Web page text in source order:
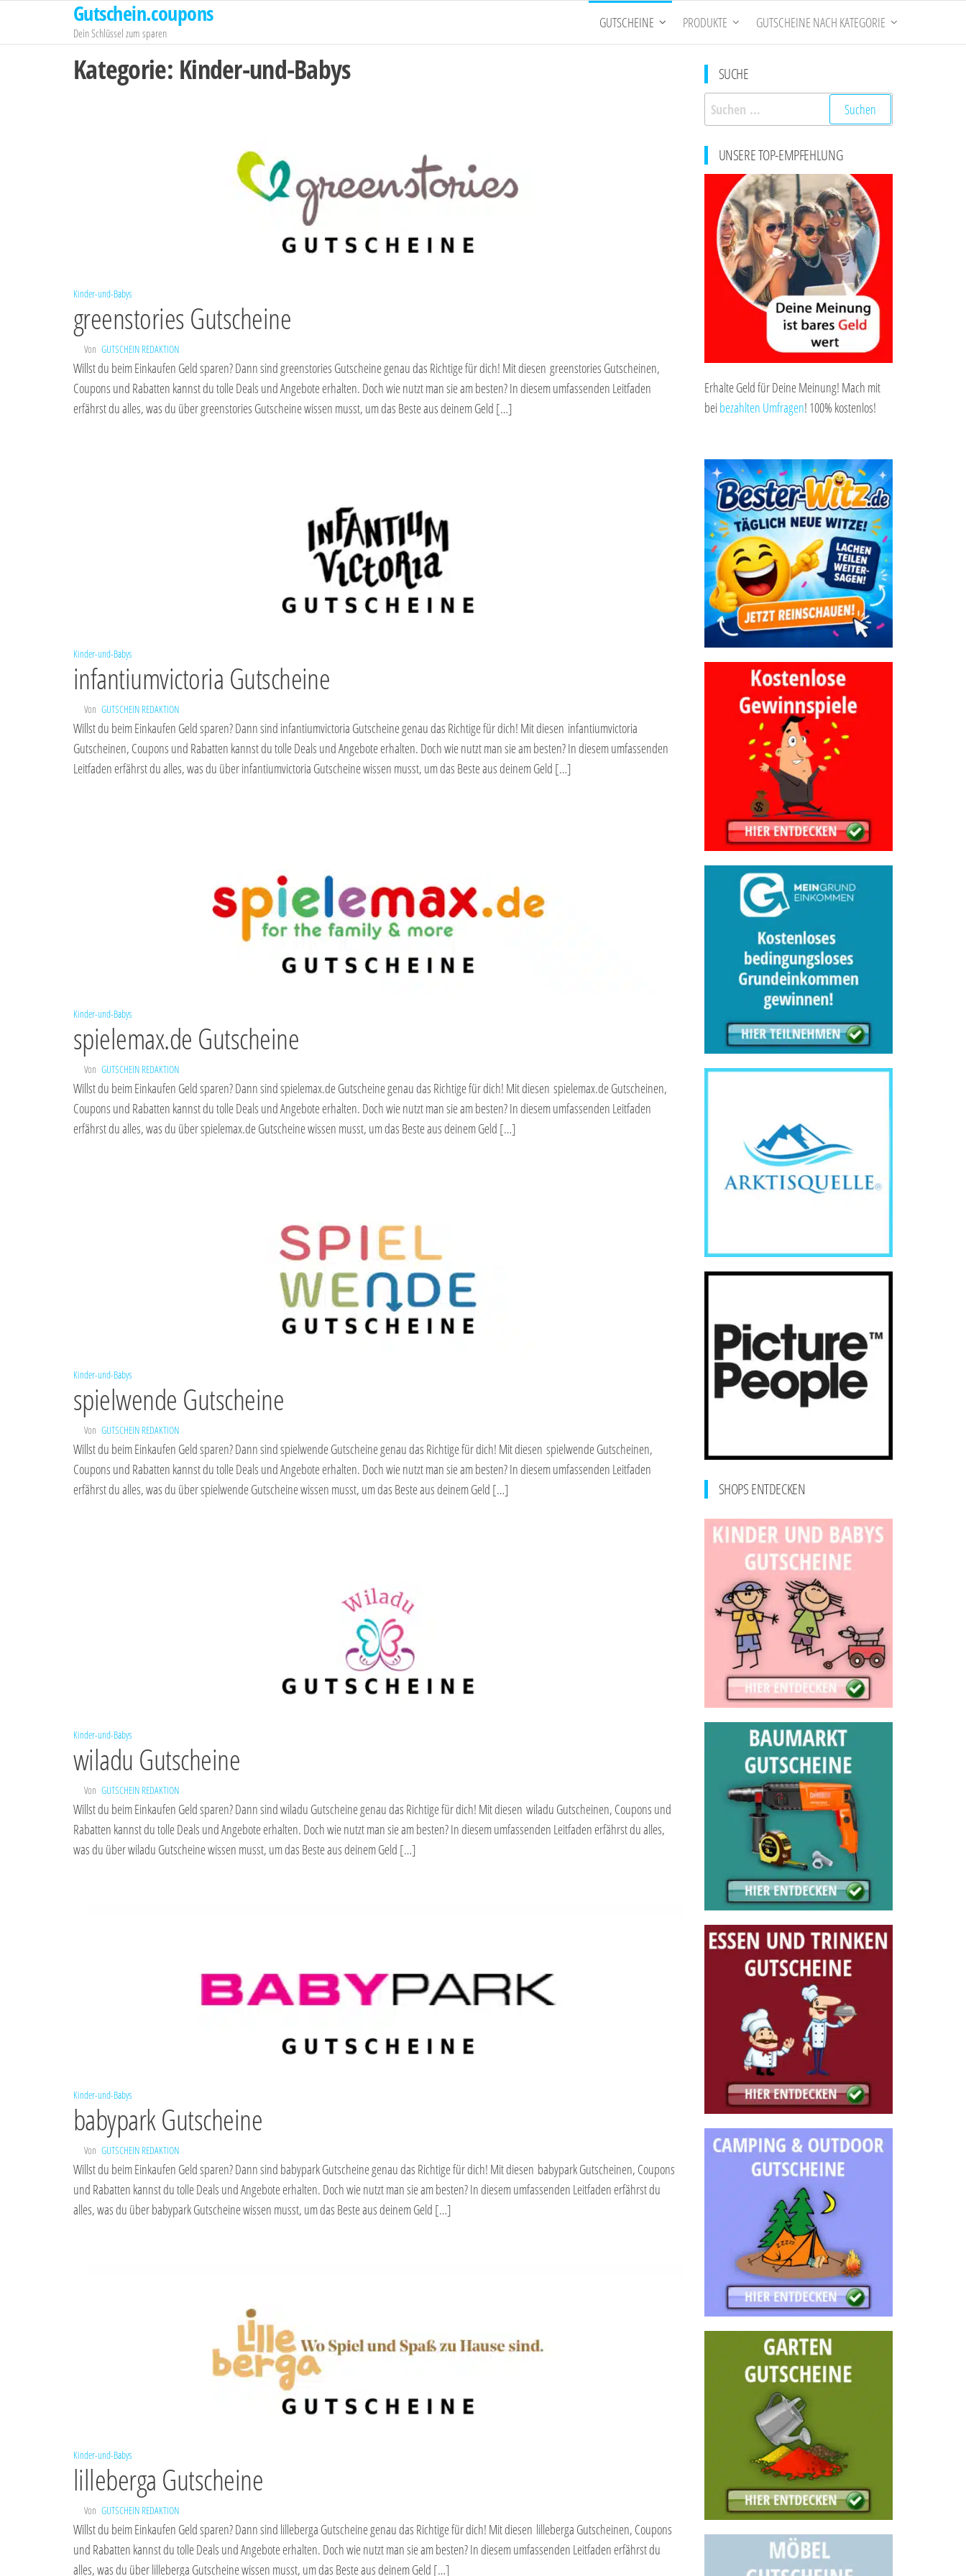
springen
Gutschein.coupons
Dein Schlüssel zum sparen
GUTSCHEINE PRODUKTE GUTSCHEINE NACH KATEGORIE
Kategorie: Kinder-und-Babys
Kinder-und-Babys
greenstories Gutscheine
Von GUTSCHEIN REDAKTION
Willst du beim Einkaufen Geld sparen? Dann sind greenstories Gutscheine genau das Richtige für dich! Mit diesen greenstories Gutscheinen,
Coupons und Rabatten kannst du tolle Deals und Angebote erhalten. Doch wie nutzt man sie am besten? In diesem umfassenden Leitfaden
erfährst du alles, was du über greenstories Gutscheine wissen musst, um das Beste aus deinem Geld […]
Kinder-und-Babys
infantiumvictoria Gutscheine
Von GUTSCHEIN REDAKTION
Willst du beim Einkaufen Geld sparen? Dann sind infantiumvictoria Gutscheine genau das Richtige für dich! Mit diesen infantiumvictoria
Gutscheinen, Coupons und Rabatten kannst du tolle Deals und Angebote erhalten. Doch wie nutzt man sie am besten? In diesem umfassenden
Leitfaden erfährst du alles, was du über infantiumvictoria Gutscheine wissen musst, um das Beste aus deinem Geld […]
Kinder-und-Babys
spielemax.de Gutscheine
Von GUTSCHEIN REDAKTION
Willst du beim Einkaufen Geld sparen? Dann sind spielemax.de Gutscheine genau das Richtige für dich! Mit diesen spielemax.de Gutscheinen,
Coupons und Rabatten kannst du tolle Deals und Angebote erhalten. Doch wie nutzt man sie am besten? In diesem umfassenden Leitfaden
erfährst du alles, was du über spielemax.de Gutscheine wissen musst, um das Beste aus deinem Geld […]
Kinder-und-Babys
spielwende Gutscheine
Von GUTSCHEIN REDAKTION
Willst du beim Einkaufen Geld sparen? Dann sind spielwende Gutscheine genau das Richtige für dich! Mit diesen spielwende Gutscheinen,
Coupons und Rabatten kannst du tolle Deals und Angebote erhalten. Doch wie nutzt man sie am besten? In diesem umfassenden Leitfaden
erfährst du alles, was du über spielwende Gutscheine wissen musst, um das Beste aus deinem Geld […]
Kinder-und-Babys
wiladu Gutscheine
Von GUTSCHEIN REDAKTION
Willst du beim Einkaufen Geld sparen? Dann sind wiladu Gutscheine genau das Richtige für dich! Mit diesen wiladu Gutscheinen, Coupons und
Rabatten kannst du tolle Deals und Angebote erhalten. Doch wie nutzt man sie am besten? In diesem umfassenden Leitfaden erfährst du alles,
was du über wiladu Gutscheine wissen musst, um das Beste aus deinem Geld […]
Kinder-und-Babys
babypark Gutscheine
Von GUTSCHEIN REDAKTION
Willst du beim Einkaufen Geld sparen? Dann sind babypark Gutscheine genau das Richtige für dich! Mit diesen babypark Gutscheinen, Coupons
und Rabatten kannst du tolle Deals und Angebote erhalten. Doch wie nutzt man sie am besten? In diesem umfassenden Leitfaden erfährst du
alles, was du über babypark Gutscheine wissen musst, um das Beste aus deinem Geld […]
Kinder-und-Babys
lilleberga Gutscheine
Von GUTSCHEIN REDAKTION
Willst du beim Einkaufen Geld sparen? Dann sind lilleberga Gutscheine genau das Richtige für dich! Mit diesen lilleberga Gutscheinen, Coupons
und Rabatten kannst du tolle Deals und Angebote erhalten. Doch wie nutzt man sie am besten? In diesem umfassenden Leitfaden erfährst du
alles, was du über lilleberga Gutscheine wissen musst, um das Beste aus deinem Geld […]
SUCHE
Suchen
nach:
UNSERE TOP-EMPFEHLUNG
Erhalte Geld für Deine Meinung! Mach mit
beibezahlten Umfragen! 100% kostenlos!
SHOPS ENTDECKEN